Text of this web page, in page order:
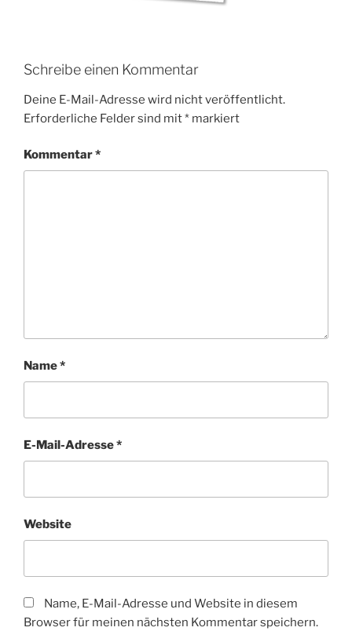
Schreibe einen Kommentar
Deine E-Mail-Adresse wird nicht veröffentlicht.
Erforderliche Felder sind mit* markiert
Kommentar*
Name*
E-Mail-Adresse*
Website
Name, E-Mail-Adresse und Website in diesem
Browser für meinen nächsten Kommentar speichern.